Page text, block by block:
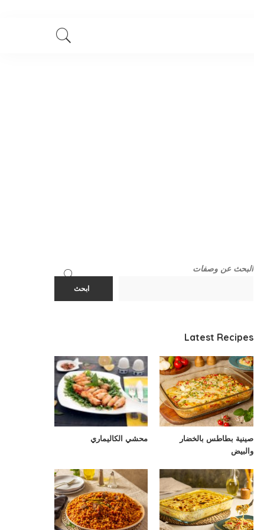
البحث عن وصفات
ابحث
Latest Recipes
صينية بطاطس بالخضار
والبيض
محشي الكاليماري